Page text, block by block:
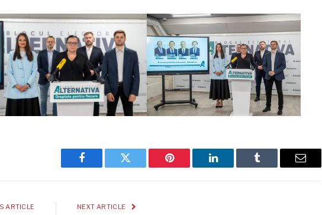
Facebook Twitter Pinterest LinkedIn Tumblr Email
ARTICLE NEXT ARTICLE